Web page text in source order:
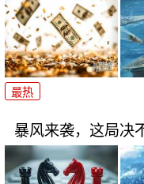
最热
暴风来袭，这局决